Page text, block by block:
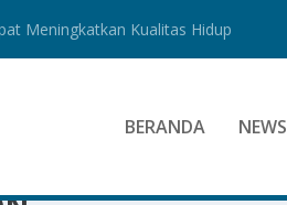
Meningkatkan Kualitas Hidup
BERANDA NEWS